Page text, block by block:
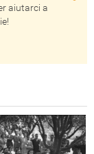
aiutarci a